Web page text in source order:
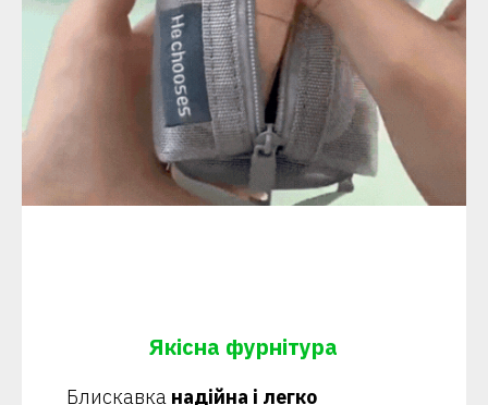
Якісна фурнітура
Блискавка надійна і легко